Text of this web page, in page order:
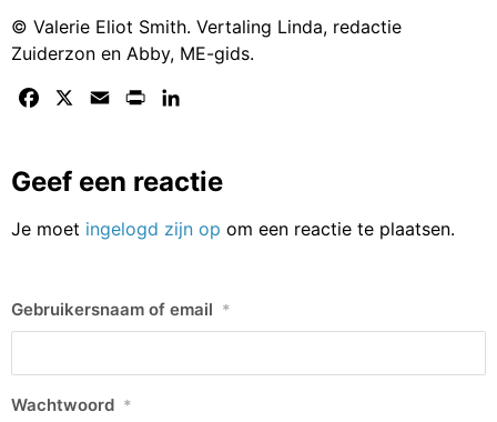
© Valerie Eliot Smith. Vertaling Linda, redactie
Zuiderzon en Abby, ME-gids.
Facebook Email Print
Geef een reactie
Je moet ingelogd zijn op om een reactie te plaatsen.
Gebruikersnaam of email *
Wachtwoord *